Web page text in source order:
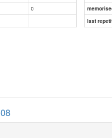
dabei allerdings eine
und können
0
last